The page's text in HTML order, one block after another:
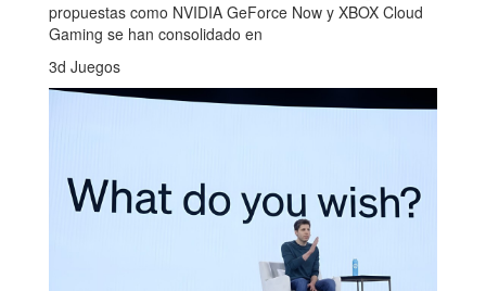
propuestas como NVIDIA GeForce Now y XBOX Cloud
Gaming se han consolidado en
3d Juegos